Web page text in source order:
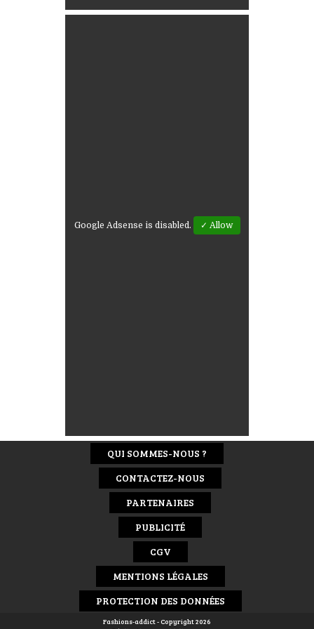
Google Adsense is disabled. ✓ Allow
QUI SOMMES-NOUS ?
CONTACTEZ-NOUS
PARTENAIRES
PUBLICITÉ
CGV
MENTIONS LÉGALES
PROTECTION DES DONNÉES
Fashions-addict - Copyright 2026